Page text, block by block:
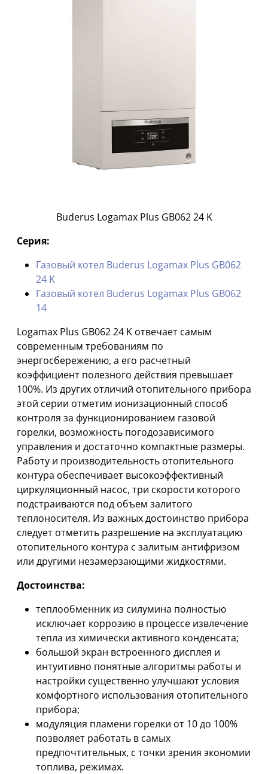
Buderus Logamax Plus GB062 24 K
Серия:
Газовый котел Buderus Logamax Plus GB062
24 K
Газовый котел Buderus Logamax Plus GB062
14
Logamax Plus GB062 24 K отвечает самым
современным требованиям по
энергосбережению, а его расчетный
коэффициент полезного действия превышает
100%. Из других отличий отопительного прибора
этой серии отметим ионизационный способ
контроля за функционированием газовой
горелки, возможность погодозависимого
управления и достаточно компактные размеры.
Работу и производительность отопительного
контура обеспечивает высокоэффективный
циркуляционный насос, три скорости которого
подстраиваются под объем залитого
теплоносителя. Из важных достоинство прибора
следует отметить разрешение на эксплуатацию
отопительного контура с залитым антифризом
или другими незамерзающими жидкостями.
Достоинства:
теплообменник из силумина полностью
исключает коррозию в процессе извлечение
тепла из химически активного конденсата;
большой экран встроенного дисплея и
интуитивно понятные алгоритмы работы и
настройки существенно улучшают условия
комфортного использования отопительного
прибора;
модуляция пламени горелки от 10 до 100%
позволяет работать в самых
предпочтительных, с точки зрения экономии
топлива, режимах.